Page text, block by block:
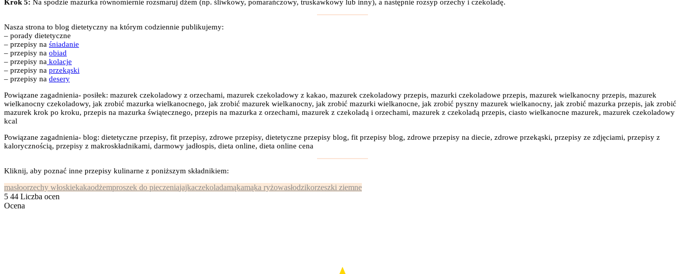
Krok 5: Na spodzie mazurka równomiernie rozsmaruj dżem (np. śliwkowy, pomarańczowy, truskawkowy lub inny), a następnie rozsyp orzechy i czekoladę.
Nasza strona to blog dietetyczny na którym codziennie publikujemy:
– porady dietetyczne
– przepisy na śniadanie
– przepisy na obiad
– przepisy na kolacje
– przepisy na przekąski
– przepisy na desery
Powiązane zagadnienia- posiłek: mazurek czekoladowy z orzechami, mazurek czekoladowy z kakao, mazurek czekoladowy przepis, mazurki czekoladowe przepis, mazurek wielkanocny przepis, mazurek
wielkanocny czekoladowy, jak zrobić mazurka wielkanocnego, jak zrobić mazurek wielkanocny, jak zrobić mazurki wielkanocne, jak zrobić pyszny mazurek wielkanocny, jak zrobić mazurka przepis, jak zrobić
mazurek krok po kroku, przepis na mazurka świątecznego, przepis na mazurka z orzechami, mazurek z czekoladą i orzechami, mazurek z czekoladą przepis, ciasto wielkanocne mazurek, mazurek czekoladowy
kcal
Powiązane zagadnienia- blog: dietetyczne przepisy, fit przepisy, zdrowe przepisy, dietetyczne przepisy blog, fit przepisy blog, zdrowe przepisy na diecie, zdrowe przekąski, przepisy ze zdjęciami, przepisy z
kalorycznością, przepisy z makroskładnikami, darmowy jadłospis, dieta online, dieta online cena
Kliknij, aby poznać inne przepisy kulinarne z poniższym składnikiem:
masłoorzechy włoskiekakaodżemproszek do pieczeniajajkaczekoladamąkamąka ryżowasłodzikorzeszki ziemne
5 44 Liczba ocen
Ocena